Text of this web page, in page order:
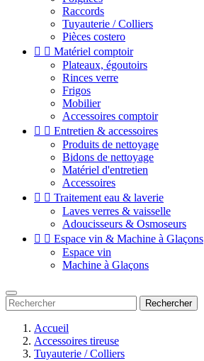
Raccords
Tuyauterie / Colliers
Pièces costero
  Matériel comptoir
Plateaux, égoutoirs
Rinces verre
Frigos
Mobilier
Accessoires comptoir
  Entretien & accessoires
Produits de nettoyage
Bidons de nettoyage
Matériel d'entretien
Accessoires
  Traitement eau & laverie
Laves verres & vaisselle
Adoucisseurs & Osmoseurs
  Espace vin & Machine à Glaçons
Espace vin
Machine à Glaçons
Rechercher
Accueil
Accessoires tireuse
Tuyauterie / Colliers